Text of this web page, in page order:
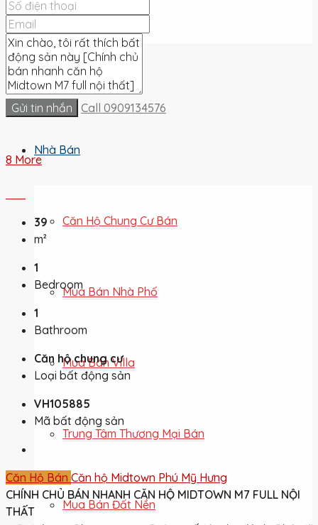
Cho Thuê Đất
Cho Thuê
Nhà Bán
Căn Hộ Chung Cư Bán
Mua Bán Nhà Phố
Mua Bán Villa
Trung Tâm Thương Mại Bán
Mua Bán Đất Nền
Gửi tin nhắn Call 0909134576
8 More
39
m²
1
Bedroom
1
Bathroom
Căn hộ chung cư
Loại bất động sản
VH105885
Mã bất động sản
Căn Hộ Bán Căn hộ Midtown Phú Mỹ Hưng
CHÍNH CHỦ BÁN NHANH CĂN HỘ MIDTOWN M7 FULL NỘI
THẤT